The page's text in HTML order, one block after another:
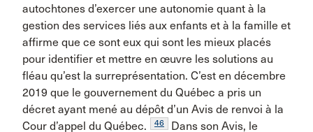
autochtones d’exercer une autonomie quant à la
gestion des services liés aux enfants et à la famille et
affirme que ce sont eux qui sont les mieux placés
pour identifier et mettre en œuvre les solutions au
fléau qu’est la surreprésentation. C’est en décembre
2019 que le gouvernement du Québec a pris un
décret ayant mené au dépôt d’un Avis de renvoi à la
Cour d’appel du Québec.
46
Dans son Avis, le